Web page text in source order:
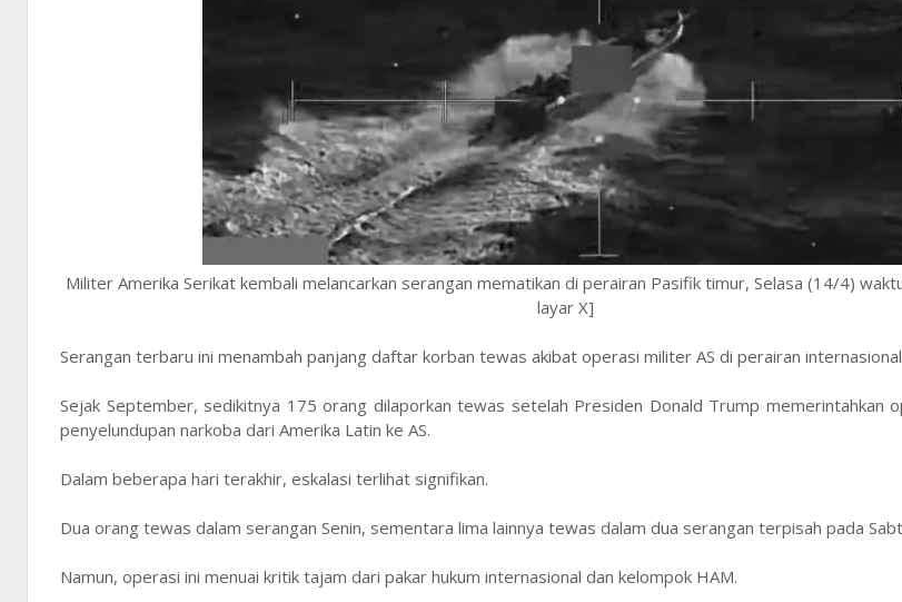
Militer Amerika Serikat kembali melancarkan serangan mematikan di perairan Pasifik timur, Selasa (14/4)
layar X]
Serangan terbaru ini menambah panjang daftar korban tewas akibat operasi militer AS di perairan
Sejak September, sedikitnya 175 orang dilaporkan tewas setelah Presiden Donald Trump memerintahkan
penyelundupan narkoba dari Amerika Latin ke AS.
Dalam beberapa hari terakhir, eskalasi terlihat signifikan.
Dua orang tewas dalam serangan Senin, sementara lima lainnya tewas dalam dua serangan terpisah pada
Namun, operasi ini menuai kritik tajam dari pakar hukum internasional dan kelompok HAM.